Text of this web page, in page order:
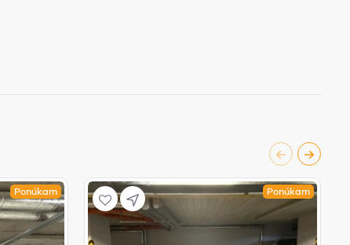
Ponúkam Ponúkam